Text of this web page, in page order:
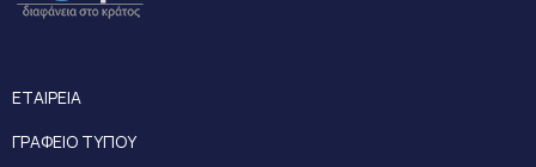
ΕΤΑΙΡΕΙΑ
ΓΡΑΦΕΙΟ ΤΥΠΟΥ